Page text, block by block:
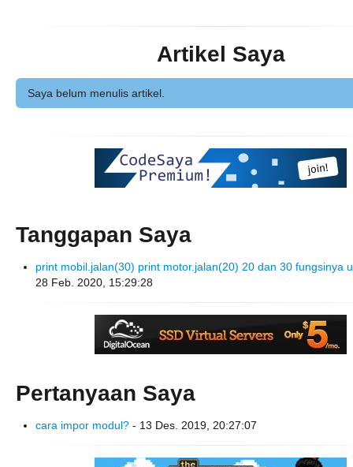
Artikel Saya
Saya belum menulis artikel.
Tanggapan Saya
print mobil.jalan(30) print motor.jalan(20) 20 dan 30 fungsinya
28 Feb. 2020, 15:29:28
Pertanyaan Saya
cara impor modul? - 13 Des. 2019, 20:27:07